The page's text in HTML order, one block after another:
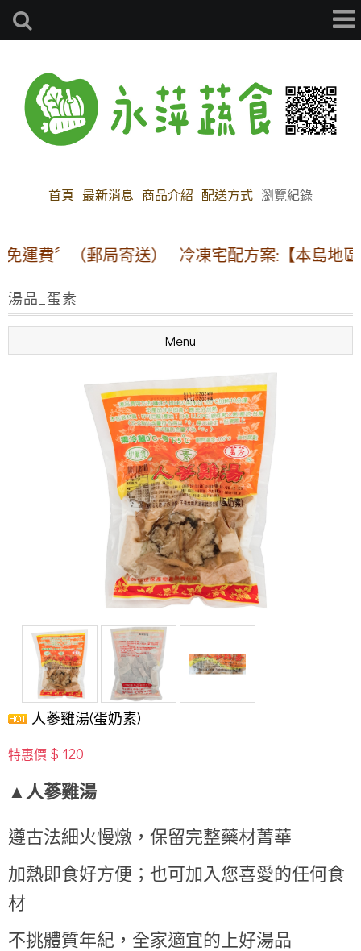
首頁 最新消息 商品介紹 配送方式 瀏覽紀錄
〞（郵局寄送） 冷凍宅配方案:【本島地區】
湯品_蛋素
Menu
人蔘雞湯(蛋奶素)
特惠價 $ 120
▲人蔘雞湯
遵古法細火慢燉，保留完整藥材菁華
加熱即食好方便；也可加入您喜愛的任何食
材
不挑體質年紀，全家適宜的上好湯品